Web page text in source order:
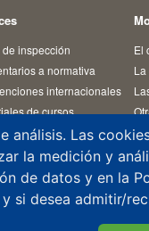
de inspección
a normativa
internacionales
de cursos
Alfa
El
Las
la medición y
de datos y en la
si desea admitir/